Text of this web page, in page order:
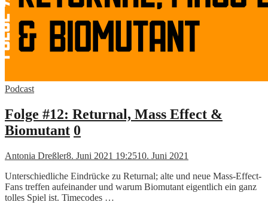
Podcast
Folge #12: Returnal, Mass Effect &
Biomutant 0
Antonia Dreßler8. Juni 2021 19:2510. Juni 2021
Unterschiedliche Eindrücke zu Returnal; alte und neue Mass-Effect-
Fans treffen aufeinander und warum Biomutant eigentlich ein ganz
tolles Spiel ist. Timecodes …